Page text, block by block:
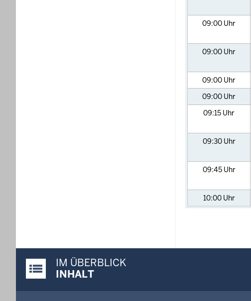
09:00 Uhr
09:00 Uhr
09:00 Uhr
09:00 Uhr
09:15 Uhr
09:30 Uhr
09:45 Uhr
10:00 Uhr
Justiz-Portal im Überblick:
IM ÜBERBLICK
INHALT